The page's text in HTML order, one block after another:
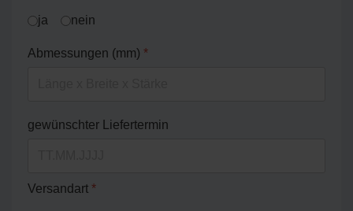
ja nein
Abmessungen (mm) *
gewünschter Liefertermin
Versandart *